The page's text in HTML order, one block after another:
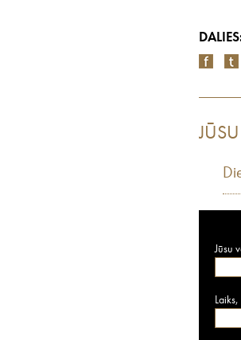
Jūsu